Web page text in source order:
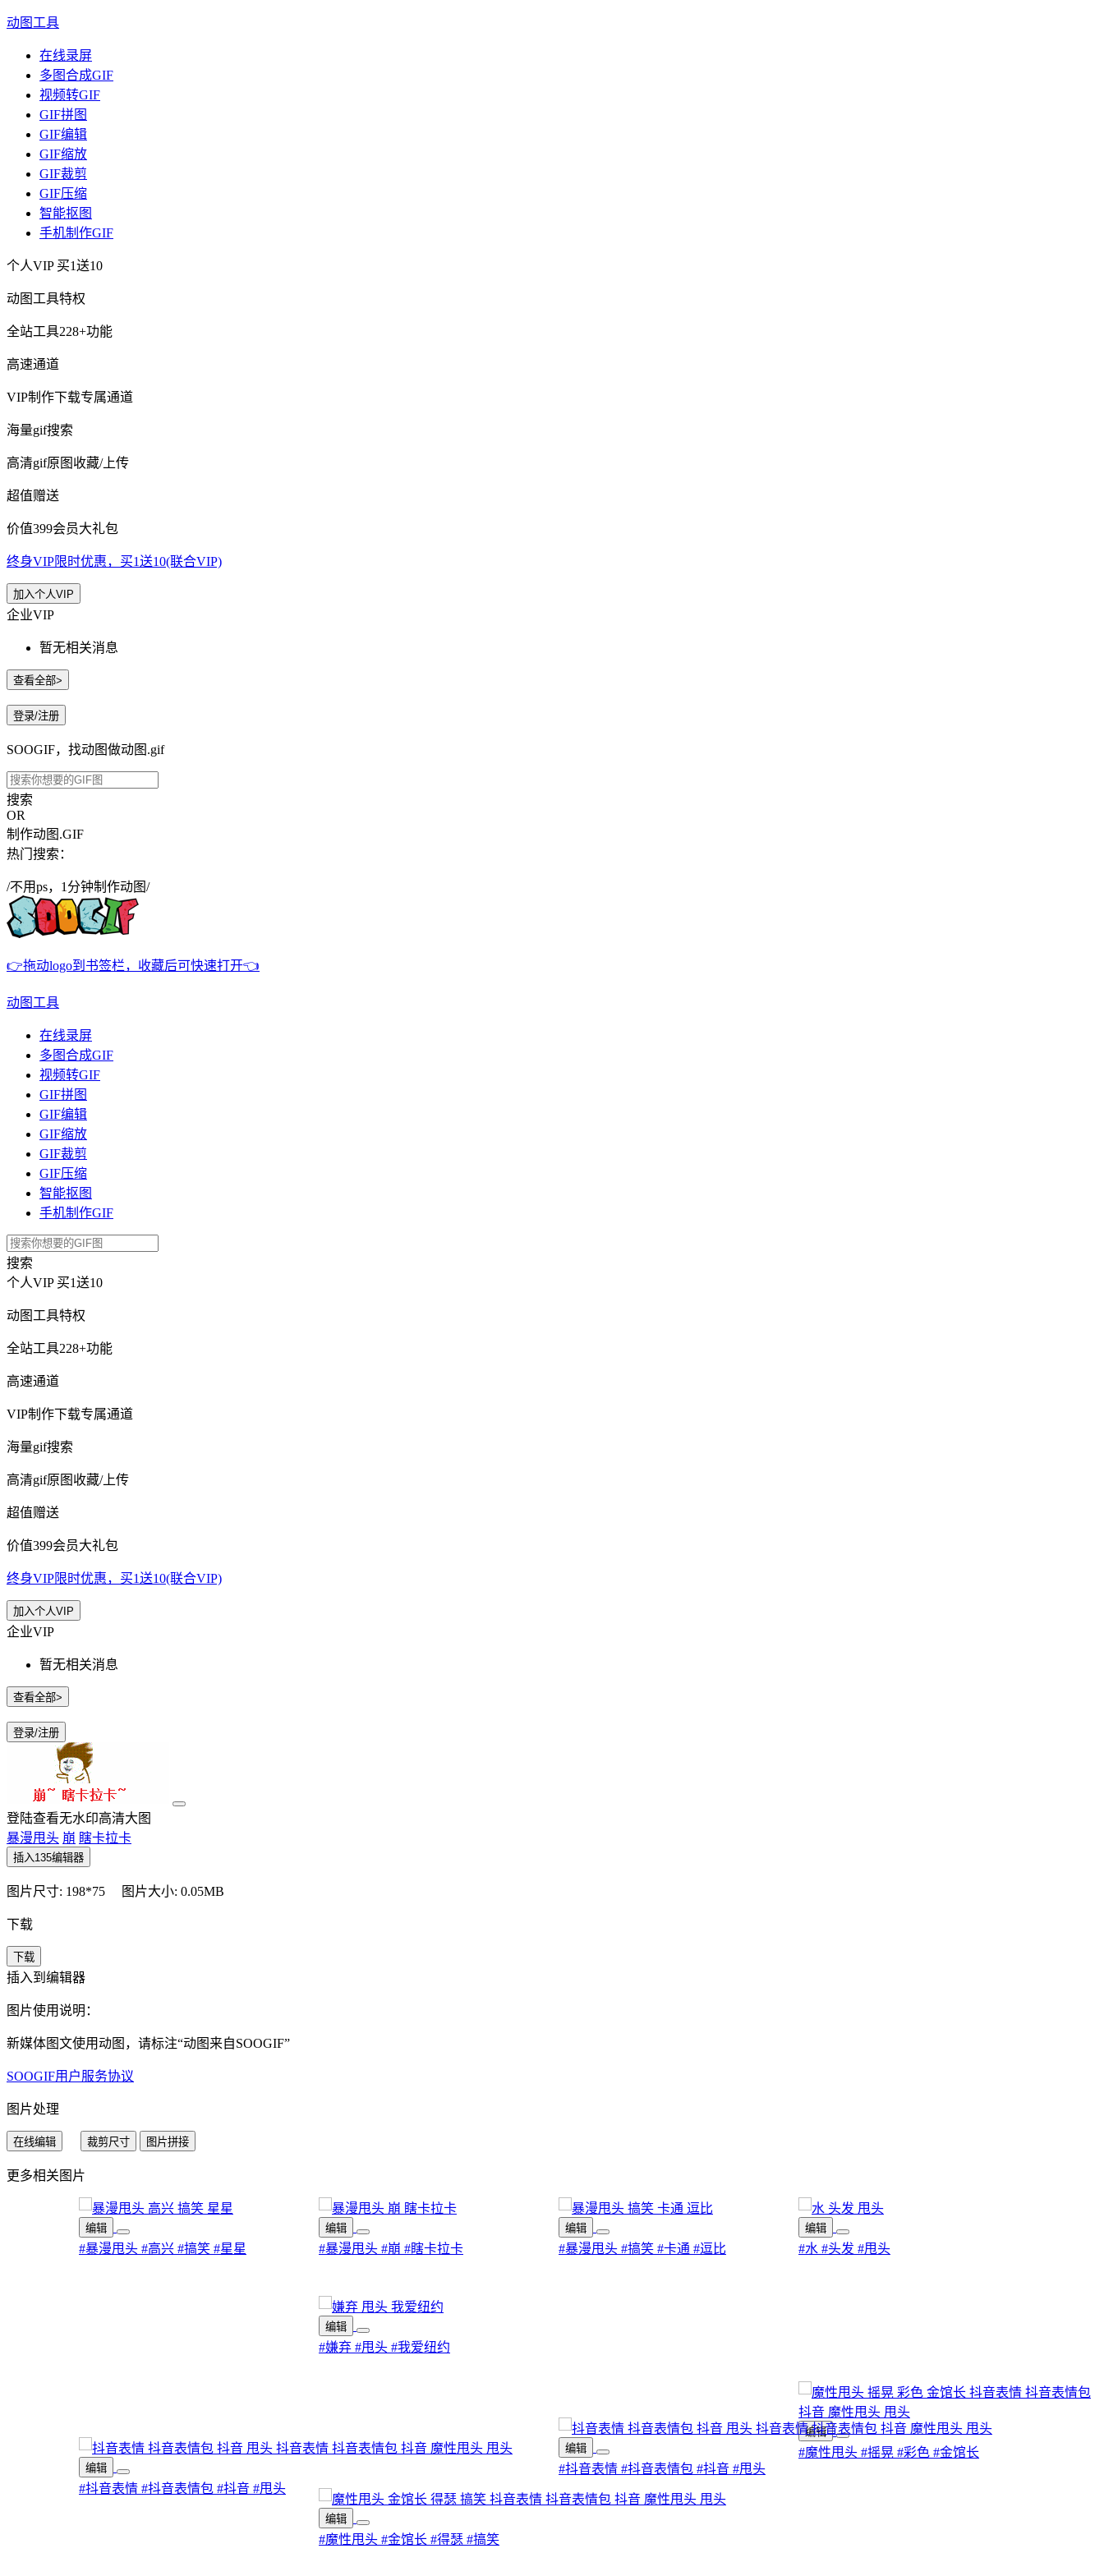
动图工具
在线录屏
多图合成GIF
视频转GIF
GIF拼图
GIF编辑
GIF缩放
GIF裁剪
GIF压缩
智能抠图
手机制作GIF
个人VIP 买1送10
动图工具特权
全站工具228+功能
高速通道
VIP制作下载专属通道
海量gif搜索
高清gif原图收藏/上传
超值赠送
价值399会员大礼包
终身VIP限时优惠，买1送10(联合VIP)
加入个人VIP
企业VIP
暂无相关消息
查看全部>
登录/注册
SOOGIF，找动图做动图.gif
搜索
OR
制作动图.GIF
热门搜索：
/不用ps，1分钟制作动图/
👉拖动logo到书签栏，收藏后可快速打开👈
动图工具
在线录屏
多图合成GIF
视频转GIF
GIF拼图
GIF编辑
GIF缩放
GIF裁剪
GIF压缩
智能抠图
手机制作GIF
搜索
个人VIP 买1送10
动图工具特权
全站工具228+功能
高速通道
VIP制作下载专属通道
海量gif搜索
高清gif原图收藏/上传
超值赠送
价值399会员大礼包
终身VIP限时优惠，买1送10(联合VIP)
加入个人VIP
企业VIP
暂无相关消息
查看全部>
登录/注册
登陆查看无水印高清大图
暴漫甩头 崩 瞎卡拉卡
插入135编辑器
图片尺寸: 198*75 图片大小: 0.05MB
下载
下载
插入到编辑器
图片使用说明：
新媒体图文使用动图，请标注“动图来自SOOGIF”
SOOGIF用户服务协议
图片处理
在线编辑 裁剪尺寸 图片拼接
更多相关图片
编辑
#暴漫甩头 #高兴 #搞笑 #星星
编辑
#暴漫甩头 #崩 #瞎卡拉卡
编辑
#暴漫甩头 #搞笑 #卡通 #逗比
编辑
#水 #头发 #甩头
编辑
#嫌弃 #甩头 #我爱纽约
编辑
#魔性甩头 #摇晃 #彩色 #金馆长
编辑
#抖音表情 #抖音表情包 #抖音 #甩头
编辑
#抖音表情 #抖音表情包 #抖音 #甩头
编辑
#魔性甩头 #金馆长 #得瑟 #搞笑